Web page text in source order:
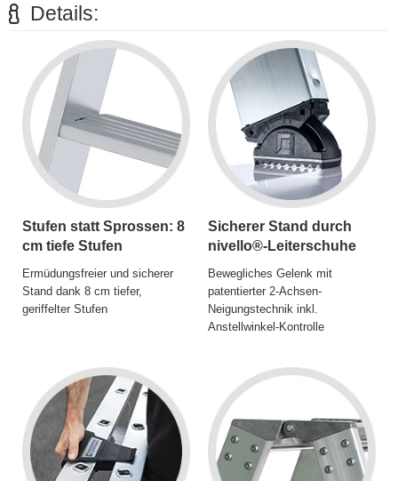
Details:
Stufen statt Sprossen: 8
cm tiefe Stufen
Ermüdungsfreier und sicherer
Stand dank 8 cm tiefer,
geriffelter Stufen
Sicherer Stand durch
nivello®-Leiterschuhe
Bewegliches Gelenk mit
patentierter 2-Achsen-
Neigungstechnik inkl.
Anstellwinkel-Kontrolle